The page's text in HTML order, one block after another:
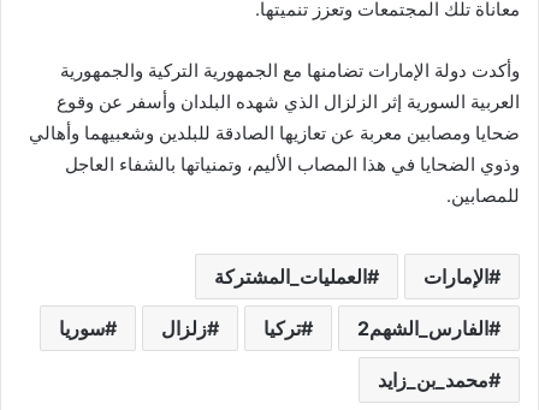
معاناة تلك المجتمعات وتعزز تنميتها.
وأكدت دولة الإمارات تضامنها مع الجمهورية التركية والجمهورية
العربية السورية إثر الزلزال الذي شهده البلدان وأسفر عن وقوع
ضحايا ومصابين معربة عن تعازيها الصادقة للبلدين وشعبيهما وأهالي
وذوي الضحايا في هذا المصاب الأليم، وتمنياتها بالشفاء العاجل
للمصابين.
الإمارات العمليات_المشتركة
الفارس_الشهم2 تركيا زلزال سوريا
محمد_بن_زايد